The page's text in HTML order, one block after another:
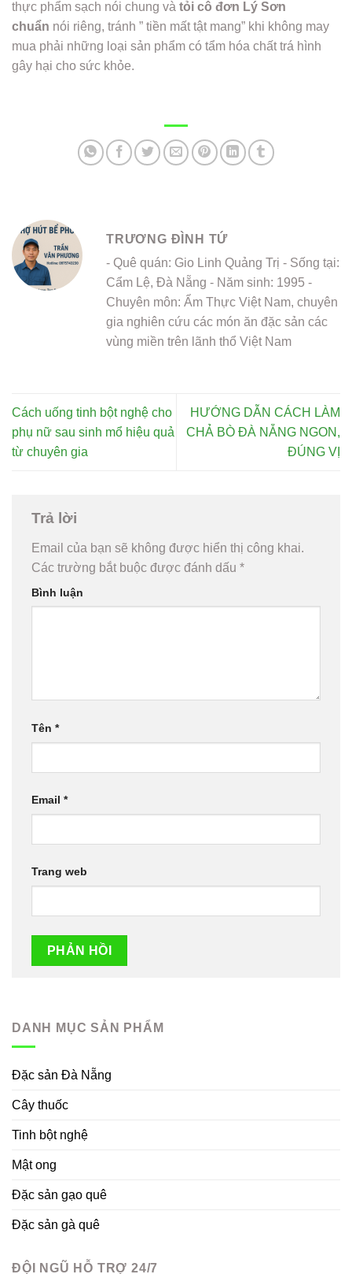
thực phẩm sạch nói chung và tỏi cô đơn Lý Sơn
chuẩn nói riêng, tránh ” tiền mất tật mang” khi không may
mua phải những loại sản phẩm có tẩm hóa chất trá hình
gây hại cho sức khỏe.
TRƯƠNG ĐÌNH TỨ
- Quê quán: Gio Linh Quảng Trị - Sống tại:
Cẩm Lệ, Đà Nẵng - Năm sinh: 1995 -
Chuyên môn: Ẩm Thực Việt Nam, chuyên
gia nghiên cứu các món ăn đặc sản các
vùng miền trên lãnh thổ Việt Nam
Cách uống tinh bột nghệ cho
phụ nữ sau sinh mổ hiệu quả
từ chuyên gia
HƯỚNG DẪN CÁCH LÀM
CHẢ BÒ ĐÀ NẴNG NGON,
ĐÚNG VỊ
Trả lời
Email của bạn sẽ không được hiển thị công khai.
Các trường bắt buộc được đánh dấu *
Bình luận
Tên *
Email *
Trang web
DANH MỤC SẢN PHẨM
Đặc sản Đà Nẵng
Cây thuốc
Tinh bột nghệ
Mật ong
Đặc sản gạo quê
Đặc sản gà quê
ĐỘI NGŨ HỖ TRỢ 24/7